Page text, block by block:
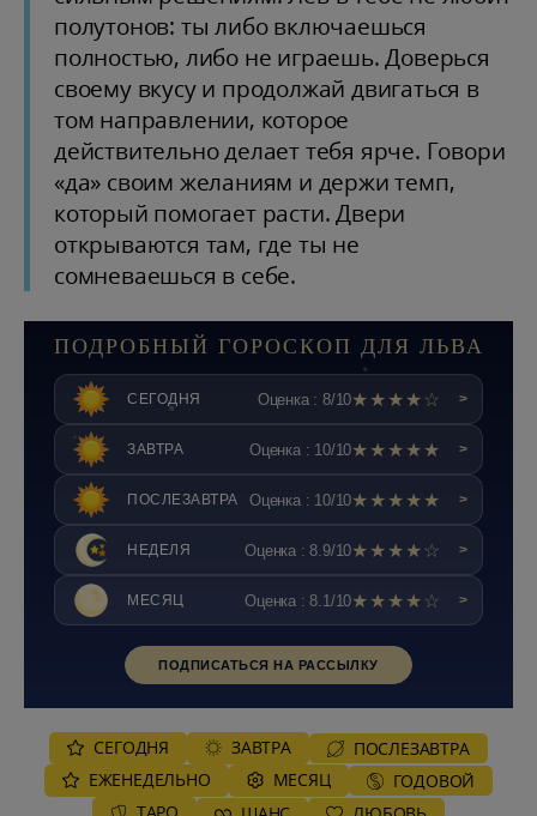
полутонов: ты либо включаешься
полностью, либо не играешь. Доверься
своему вкусу и продолжай двигаться в
том направлении, которое
действительно делает тебя ярче. Говори
«да» своим желаниям и держи темп,
который помогает расти. Двери
открываются там, где ты не
сомневаешься в себе.
ПОДРОБНЫЙ ГОРОСКОП ДЛЯ ЛЬВА
СЕГОДНЯ Оценка : 8/10★★★★☆ >
ЗАВТРА Оценка : 10/10★★★★★ >
ПОСЛЕЗАВТРА Оценка : 10/10★★★★★ >
НЕДЕЛЯ Оценка : 8.9/10★★★★☆ >
МЕСЯЦ Оценка : 8.1/10★★★★☆ >
ПОДПИСАТЬСЯ НА РАССЫЛКУ
СЕГОДНЯ ЗАВТРА
ПОСЛЕЗАВТРА
ЕЖЕНЕДЕЛЬНО
MЕСЯЦ
ГОДОВОЙ